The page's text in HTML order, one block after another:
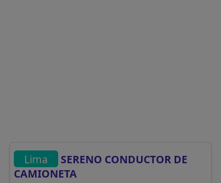
Lima
SERENO CONDUCTOR DE
CAMIONETA